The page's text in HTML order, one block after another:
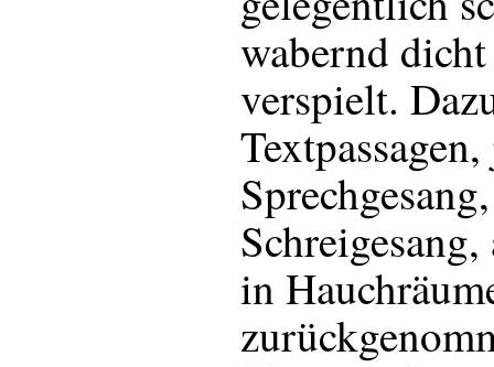
wabernd
verspielt.
in